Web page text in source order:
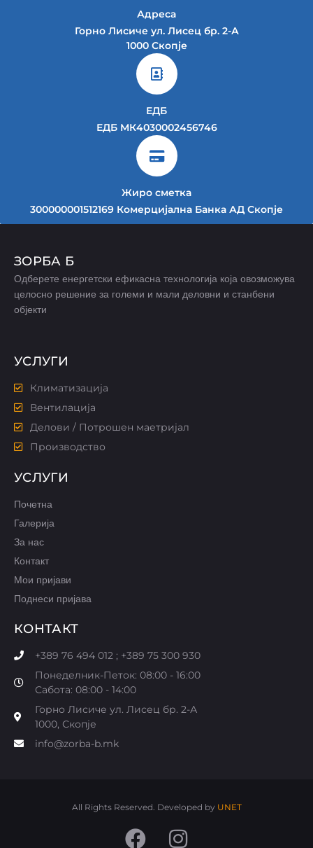
Адреса
Горно Лисиче ул. Лисец бр. 2-А
1000 Скопје
ЕДБ
ЕДБ МК4030002456746
Жиро сметка
300000001512169 Комерцијална Банка АД Скопје
ЗОРБА Б
Одберете енергетски ефикасна технологија која овозможува
целосно решение за големи и мали деловни и станбени
објекти
УСЛУГИ
Климатизација
Вентилација
Делови / Потрошен маетријал
Производство
УСЛУГИ
Почетна
Галерија
За нас
Контакт
Мои пријави
Поднеси пријава
КОНТАКТ
+389 76 494 012 ; +389 75 300 930
Понеделник-Петок: 08:00 - 16:00
Сабота: 08:00 - 14:00
Горно Лисиче ул. Лисец бр. 2-А
1000, Скопје
info@zorba-b.mk
All Rights Reserved. Developed by UNET